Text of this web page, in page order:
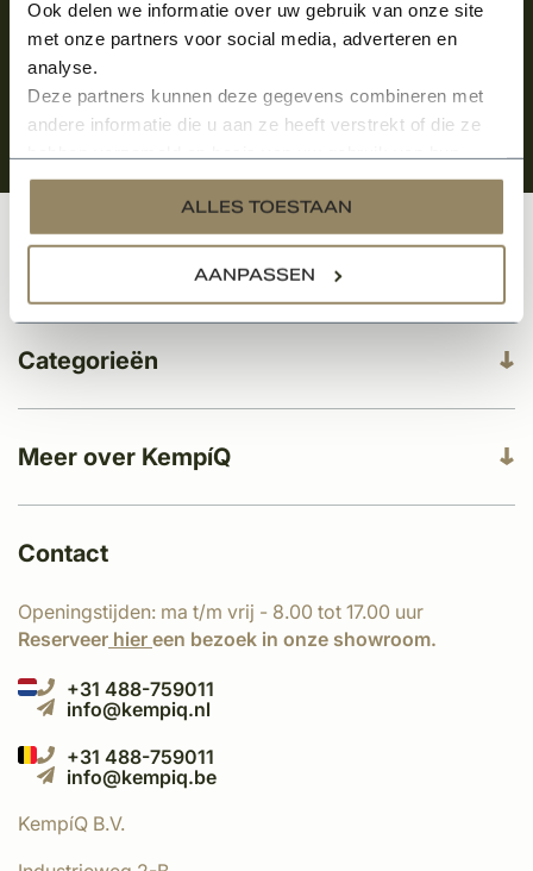
Ook delen we informatie over uw gebruik van onze site
met onze partners voor social media, adverteren en
analyse.
Deze partners kunnen deze gegevens combineren met
andere informatie die u aan ze heeft verstrekt of die ze
services.
ALLES TOESTAAN
AANPASSEN
Meer over KempíQ
Categorieën
Contact
Openingstijden: ma t/m vrij - 8.00 tot 17.00 uur
Reserveer hier een bezoek in onze showroom.
+31 488-759011
info@kempiq.nl
+31 488-759011
info@kempiq.be
KempíQ B.V.